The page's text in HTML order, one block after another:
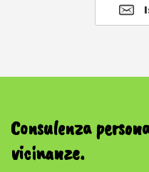
Consulenza
vicinanze.